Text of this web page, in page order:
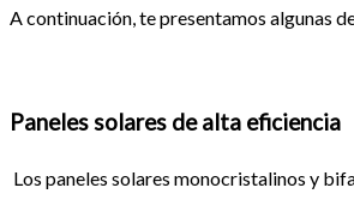
A continuación, te presentamos algunas
Paneles solares de alta eficiencia
Los paneles solares monocristalinos y